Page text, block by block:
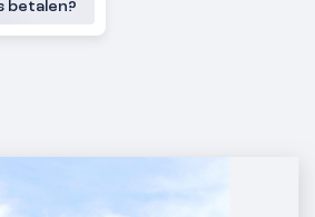
betalen?